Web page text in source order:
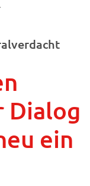
Dialog
ein